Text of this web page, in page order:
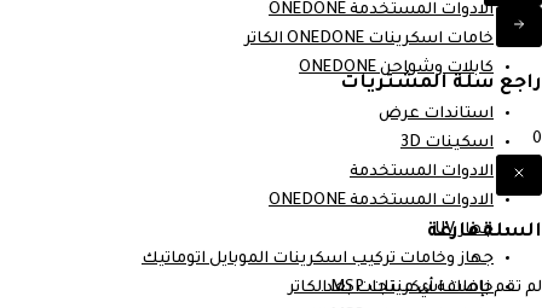
الادوات المستخدمة ONEDONE
خامات اسكرينات ONEDONE الكاتر
كابلات وشواحن ONEDONE
استاندات عرض
اسكينات 3D
الادوات المستخدمة
الادوات المستخدمة ONEDONE
جهاز UV
جهاز وخامات تركيب اسكرينات الموبايل اتوماتيك
خامات اسكرينات MSP الكاتر
راجع سلة المشتريات
0
السلة فارغة
لم تقم بإضافة أي منتجات بعد.